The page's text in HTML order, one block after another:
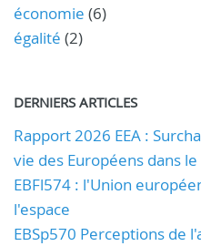
économie (6)
égalité (2)
DERNIERS ARTICLES
Rapport 2026 EEA :
vie des Européens dans
EBFl574 : l'Union
l'espace
EBSp570 Perceptions de